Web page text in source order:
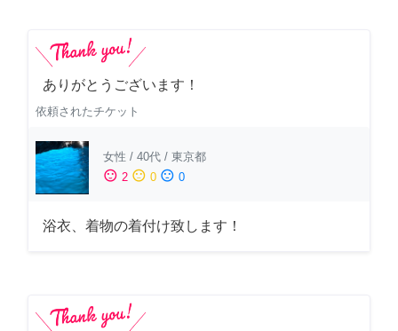
ありがとうございます！
依頼されたチケット
女性 / 40代 / 東京都
sentiment_satisfied 2 sentiment_neutral 0 sentiment_dissatisfied 0
浴衣、着物の着付け致します！